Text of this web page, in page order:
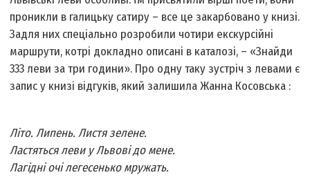
проникли в галицьку сатиру – все це закарбовано у книзі.
Задля них спеціально розробили чотири екскурсійні
маршрути, котрі докладно описані в каталозі, – «Знайди
333 леви за три години». Про одну таку зустріч з левами є
запис у книзі відгуків, який залишила Жанна Косовська :
Літо. Липень. Листя зелене.
Ластяться леви у Львові до мене.
Лагідні очі легесенько мружать.